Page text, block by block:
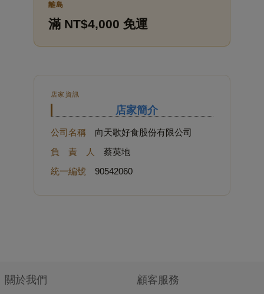
離島
滿 NT$4,000 免運
店家資訊
店家簡介
公司名稱向天歌好食股份有限公司
負 責 人
蔡英地
統一編號 90542060
關於我們 顧客服務